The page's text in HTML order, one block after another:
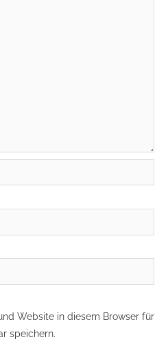
Website in diesem Browser für
speichern.